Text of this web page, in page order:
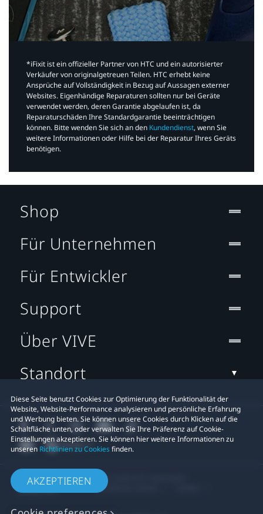
*iFixit ist ein offizieller Partner von HTC und ein autorisierter
Verkäufer von originalgetreuen Teilen. HTC erhebt keine
Ansprüche auf Vollständigkeit in Bezug auf Aussagen externer
Websites. Eigenhändige Reparaturen sollten nur bei Geräte
verwendet werden, deren Garantie abgelaufen ist, da
Reparaturschäden Ihre Standardgarantie beeinträchtigen
können. Bitte wenden Sie sich an den Kundendienst, wenn Sie
weitere Informationen oder Hilfe bei der Reparatur Ihres Geräts
benötigen.​
Diese Seite benutzt Cookies zur Optimierung der Funktionalität der
Website, Website-Performance analysieren und persönliche Erfahrung
und Werbung bieten. Sie können unsere Cookies durch Klicken auf die
Schaltfläche unten, oder verwalten Sie Ihre Präferenz auf Cookie-
Einstellungen akzeptieren. Sie können hier weitere Informationen zu
unseren Richtlinien zu Cookiesfinden.
AKZEPTIEREN
Shop
Für Unternehmen
Für Entwickler
Support
Über VIVE
Standort
© 2011-2026 HTC Corporation
Rechtlicher Hinweis